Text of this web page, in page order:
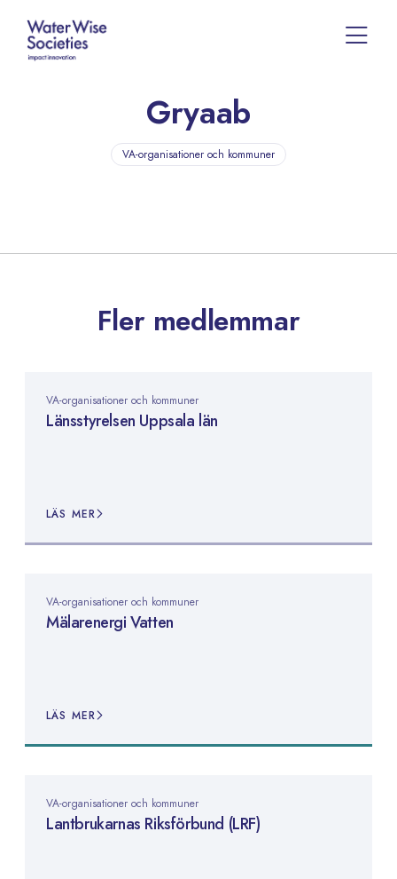
Gryaab
VA-organisationer och kommuner
Fler medlemmar
VA-organisationer och kommuner
Länsstyrelsen Uppsala län
LÄS MER
VA-organisationer och kommuner
Mälarenergi Vatten
LÄS MER
VA-organisationer och kommuner
Lantbrukarnas Riksförbund (LRF)